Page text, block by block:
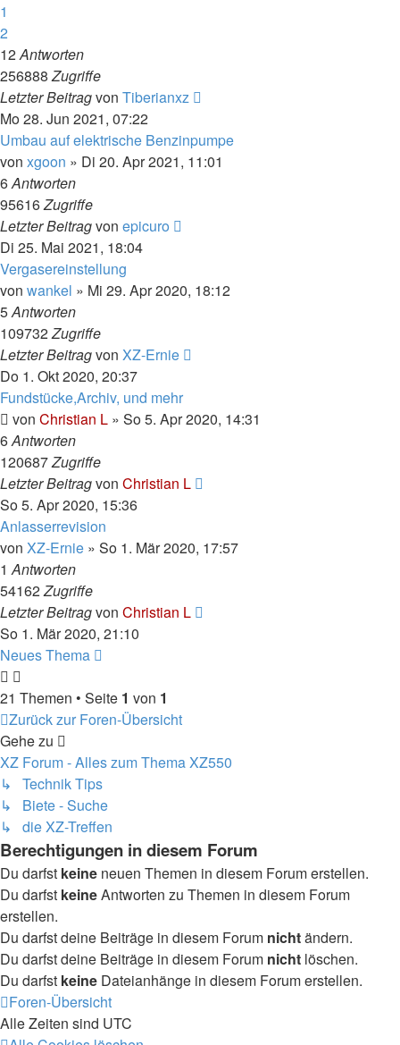
1
2
12Antworten
256888Zugriffe
Letzter Beitragvon Tiberianxz
Mo 28. Jun 2021, 07:22
Umbau auf elektrische Benzinpumpe
von xgoon » Di 20. Apr 2021, 11:01
6Antworten
95616Zugriffe
Letzter Beitragvon epicuro
Di 25. Mai 2021, 18:04
Vergasereinstellung
von wankel » Mi 29. Apr 2020, 18:12
5Antworten
109732Zugriffe
Letzter Beitragvon XZ-Ernie
Do 1. Okt 2020, 20:37
Fundstücke,Archiv, und mehr
von Christian L » So 5. Apr 2020, 14:31
6Antworten
120687Zugriffe
Letzter Beitragvon Christian L
So 5. Apr 2020, 15:36
Anlasserrevision
von XZ-Ernie » So 1. Mär 2020, 17:57
1Antworten
54162Zugriffe
Letzter Beitragvon Christian L
So 1. Mär 2020, 21:10
Neues Thema
21 Themen • Seite 1 von 1
Zurück zur Foren-Übersicht
Gehe zu
XZ Forum - Alles zum Thema XZ550
↳ Technik Tips
↳ Biete - Suche
↳ die XZ-Treffen
Berechtigungen in diesem Forum
Du darfst keine neuen Themen in diesem Forum erstellen.
Du darfst keineAntworten zu Themen in diesem Forum
erstellen.
Du darfst deine Beiträge in diesem Forum nichtändern.
Du darfst deine Beiträge in diesem Forum nicht löschen.
Du darfst keine Dateianhänge in diesem Forum erstellen.
Foren-Übersicht
Alle Zeiten sind UTC